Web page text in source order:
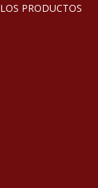
PRODUCTOS